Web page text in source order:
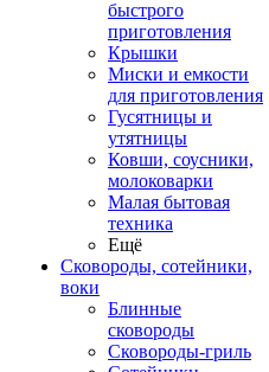
быстрого
приготовления
Крышки
Миски и емкости
для приготовления
Гусятницы и
утятницы
Ковши, соусники,
молоковарки
Малая бытовая
техника
Ещё
Сковороды, сотейники,
воки
Блинные
сковороды
Сковороды-гриль